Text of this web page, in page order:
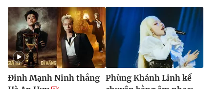
Đinh Mạnh Ninh thắng Phùng Khánh Linh kể